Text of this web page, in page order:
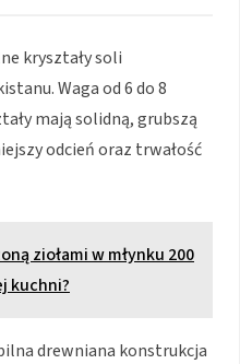
kryształy soli
Waga od 6 do 8
mają solidną, grubszą
odcień oraz trwałość
ziołami w młynku 200
kuchni?
drewniana konstrukcja